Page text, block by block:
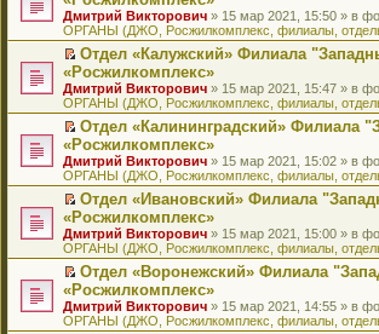
ю
б
щ
е
н
ю
м
у
с
о
б
щ
е
н
ю
т
а
н
н
м
у
с
о
б
щ
е
н
ю
п
р
о
ч
т
а
н
н
м
у
с
о
б
щ
е
н
ю
о
м
у
н
п
р
о
ч
т
а
н
н
м
у
с
о
б
щ
к
п
е
р
о
м
у
н
п
р
о
ч
т
а
н
н
м
у
р
е
й
т
к
п
е
р
о
м
у
н
п
р
о
ч
т
а
Дмитрий Викторович » 15 мар 2021, 15:50 » в
ОРГАНЫ (ДЖО, Росжилкомплекс, филиалы,
П
р
е
й
т
к
п
е
р
о
м
у
н
п
р
Отдел «Калужский» Филиала
«Росжилкомплекс»
Дмитрий Викторович » 15 мар 2021, 15:47 » в
ОРГАНЫ (ДЖО, Росжилкомплекс, филиалы,
П
р
е
й
т
к
п
е
р
о
м
Отдел «Калининградский» Филиала
«Росжилкомплекс»
Дмитрий Викторович » 15 мар 2021, 15:02 » в
ОРГАНЫ (ДЖО, Росжилкомплекс, филиалы,
П
р
е
й
т
к
п
Отдел «Ивановский» Филиала
«Росжилкомплекс»
Дмитрий Викторович » 15 мар 2021, 15:00 » в
ОРГАНЫ (ДЖО, Росжилкомплекс, филиалы,
П
р
е
Отдел «Воронежский» Филиала
«Росжилкомплекс»
Дмитрий Викторович » 15 мар 2021, 14:55 » в
ОРГАНЫ (ДЖО, Росжилкомплекс, филиалы,